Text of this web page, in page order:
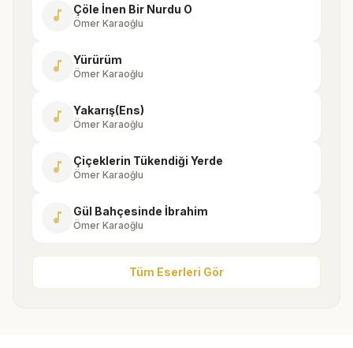
music_note Çöle İnen Bir Nurdu O
Ömer Karaoğlu
music_note Yürürüm
Ömer Karaoğlu
music_note Yakarış(Ens)
Ömer Karaoğlu
music_note Çiçeklerin Tükendiği Yerde
Ömer Karaoğlu
music_note Gül Bahçesinde İbrahim
Ömer Karaoğlu
Tüm Eserleri Gör